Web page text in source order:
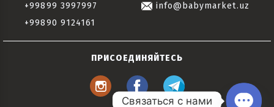
+99899 3997997
+99890 9124161
info@babymarket.uz
ПРИСОЕДИНЯЙТЕСЬ
Связаться с нами